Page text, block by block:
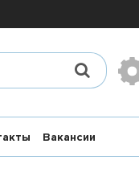
Вакансии